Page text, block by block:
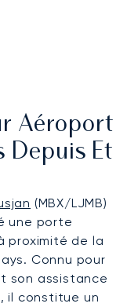
Aéroport
Depuis Et
(MBX/LJMB)
une porte
proximité de la
Connu pour
son assistance
il constitue un